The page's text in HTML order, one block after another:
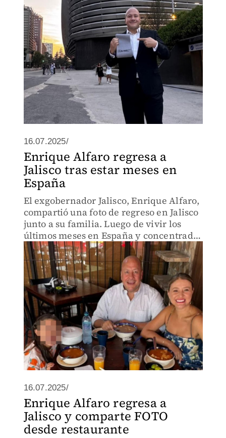
16.07.2025/
Enrique Alfaro regresa a
Jalisco tras estar meses en
España
El exgobernador Jalisco, Enrique Alfaro,
compartió una foto de regreso en Jalisco
junto a su familia. Luego de vivir los
últimos meses en España y concentrado
en sus estudios para ser entrenador de
futbol.
16.07.2025/
Enrique Alfaro regresa a
Jalisco y comparte FOTO
desde restaurante